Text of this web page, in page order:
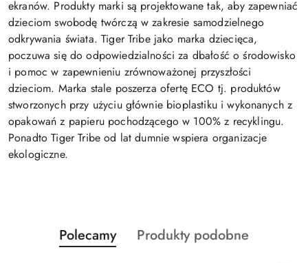
ekranów. Produkty marki są projektowane tak, aby zapewniać
dzieciom swobodę twórczą w zakresie samodzielnego
odkrywania świata. Tiger Tribe jako marka dziecięca,
poczuwa się do odpowiedzialności za dbałość o środowisko
i pomoc w zapewnieniu zrównoważonej przyszłości
dzieciom. Marka stale poszerza ofertę ECO tj. produktów
stworzonych przy użyciu głównie bioplastiku i wykonanych z
opakowań z papieru pochodzącego w 100% z recyklingu.
Ponadto Tiger Tribe od lat dumnie wspiera organizacje
ekologiczne.
Pomiń karuzelę produktów
Produkty
o
Polecamy
Produkty
Produkty podobne